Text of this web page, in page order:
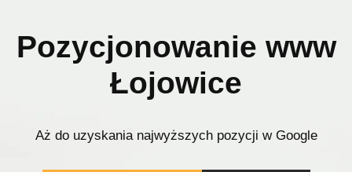
Pozycjonowanie www
Łojowice
Aż do uzyskania najwyższych pozycji w Google